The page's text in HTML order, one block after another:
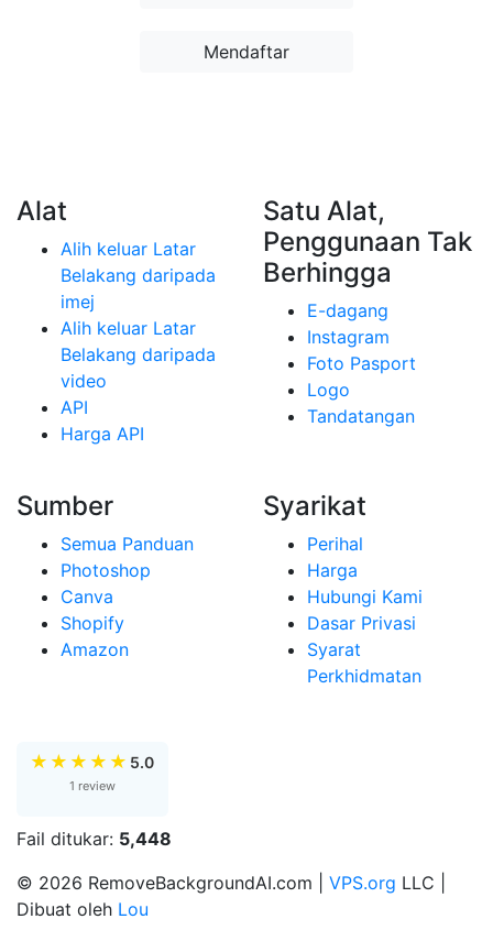
Mendaftar
Alat
Alih keluar Latar
Belakang daripada
imej
Alih keluar Latar
Belakang daripada
video
API
Harga API
Satu Alat,
Penggunaan Tak
Berhingga
E-dagang
Instagram
Foto Pasport
Logo
Tandatangan
Sumber
Semua Panduan
Photoshop
Canva
Shopify
Amazon
Syarikat
Perihal
Harga
Hubungi Kami
Dasar Privasi
Syarat
Perkhidmatan
★ ★ ★ ★ ★ 5.0
1 review
Fail ditukar: 5,448
© 2026 RemoveBackgroundAI.com | VPS.org LLC |
Dibuat oleh Lou